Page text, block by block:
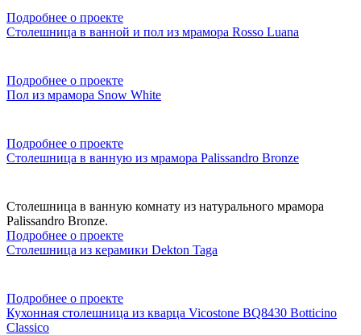
Подробнее о проекте
Столешница в ванной и пол из мрамора Rosso Luana
Подробнее о проекте
Пол из мрамора Snow White
Подробнее о проекте
Столешница в ванную из мрамора Palissandro Bronze
Столешница в ванную комнату из натурального мрамора
Palissandro Bronze.
Подробнее о проекте
Столешница из керамики Dekton Taga
Подробнее о проекте
Кухонная столешница из кварца Vicostone BQ8430 Botticino
Classico